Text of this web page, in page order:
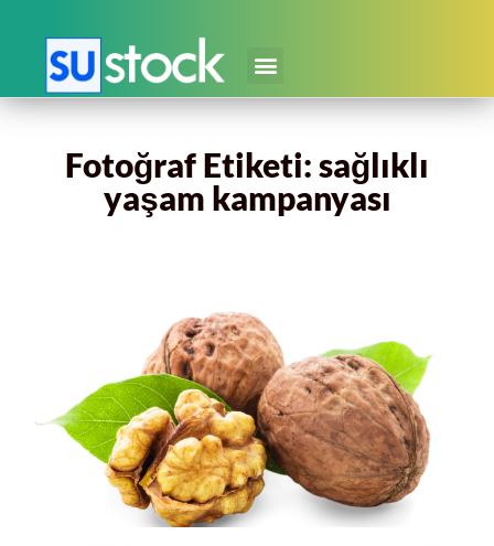
Fotoğraf Etiketi: sağlıklı
yaşam kampanyası